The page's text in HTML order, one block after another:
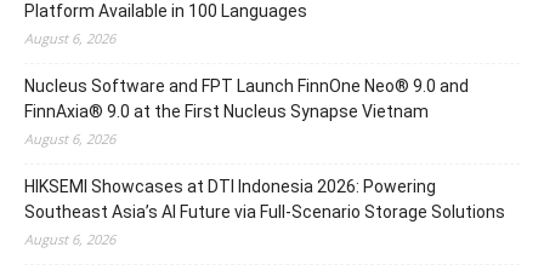
Platform Available in 100 Languages
August 6, 2026
Nucleus Software and FPT Launch FinnOne Neo® 9.0 and
FinnAxia® 9.0 at the First Nucleus Synapse Vietnam
August 6, 2026
HIKSEMI Showcases at DTI Indonesia 2026: Powering
Southeast Asia’s AI Future via Full‑Scenario Storage Solutions
August 6, 2026